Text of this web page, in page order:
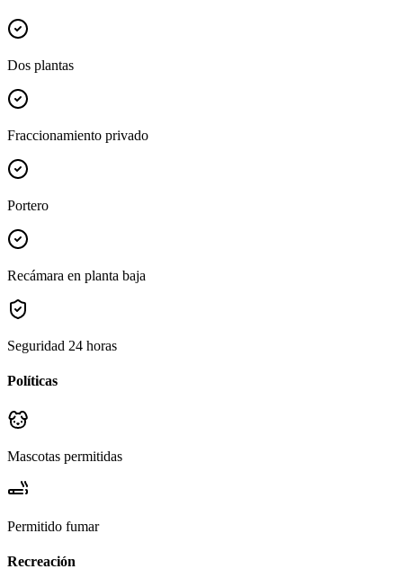
Dos plantas
Fraccionamiento privado
Portero
Recámara en planta baja
Seguridad 24 horas
Políticas
Mascotas permitidas
Permitido fumar
Recreación